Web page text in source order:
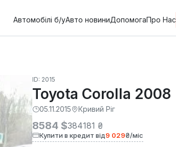
Автомобілі б/уАвто новиниДопомогаПро Нас
ID: 2015
Toyota Corolla 2008
05.11.2015 Кривий Ріг
8584 $384181 ₴
Купити в кредит від9 029₴/міс